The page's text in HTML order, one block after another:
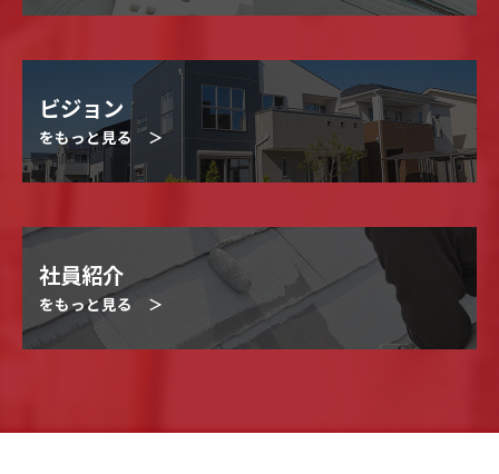
ビジョン
をもっと見る ＞
社員紹介
をもっと見る ＞